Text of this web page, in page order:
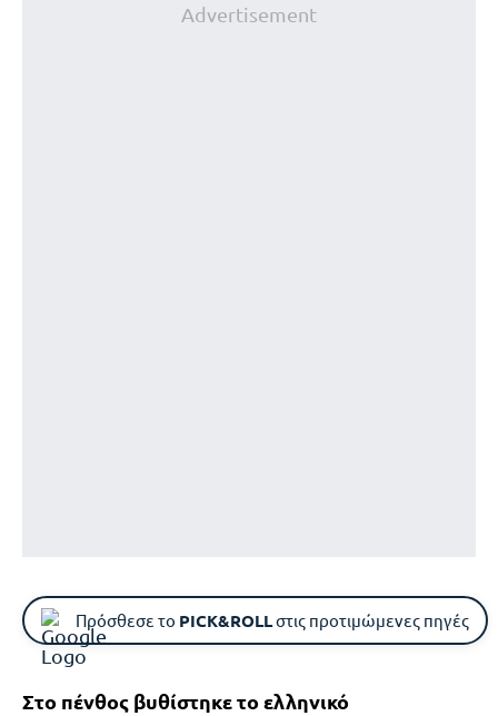
Advertisement
Πρόσθεσε το PICK&ROLLστις προτιμώμενες πηγές
Στο πένθος βυθίστηκε το ελληνικό